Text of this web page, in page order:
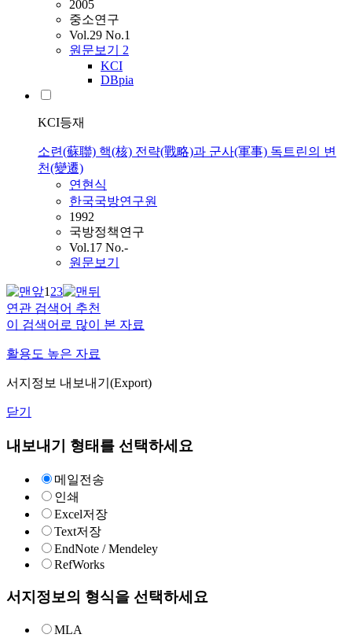
2005
중소연구
Vol.29 No.1
원문보기 2
KCI
DBpia
KCI등재
소련(蘇聯) 핵(核) 전략(戰略)과 군사(軍事) 독트린의 변
천(變遷)
연현식
한국국방연구원
1992
국방정책연구
Vol.17 No.-
원문보기
123
연관 검색어 추천
이 검색어로 많이 본 자료
활용도 높은 자료
서지정보 내보내기(Export)
닫기
내보내기 형태를 선택하세요
메일전송
인쇄
Excel저장
Text저장
EndNote / Mendeley
RefWorks
서지정보의 형식을 선택하세요
MLA